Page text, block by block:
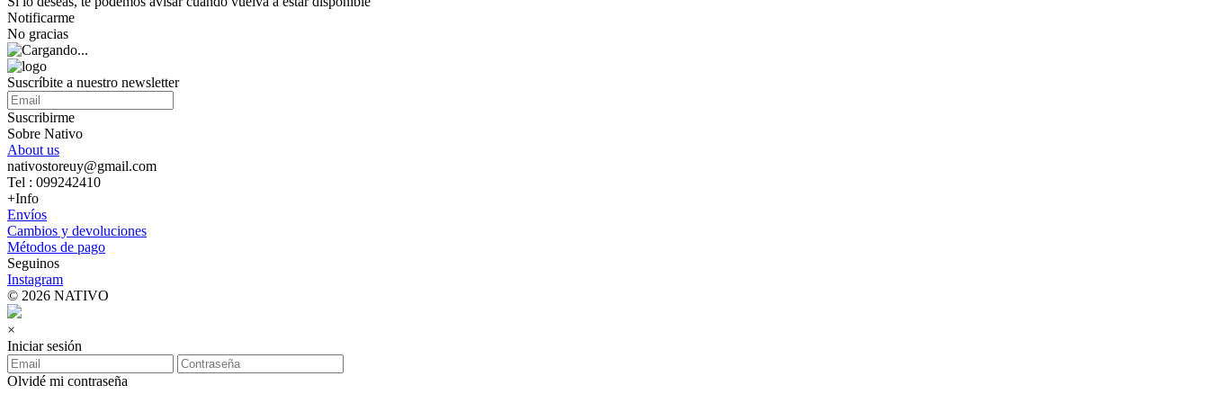
Notificarme
No gracias
Suscríbite a nuestro newsletter
Suscribirme
Sobre Nativo
About us
nativostoreuy@gmail.com
Tel : 099242410
+Info
Envíos
Cambios y devoluciones
Métodos de pago
Seguinos
Instagram
© 2026 NATIVO
×
Iniciar sesión
Olvidé mi contraseña